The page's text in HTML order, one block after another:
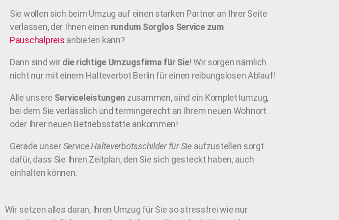
Sie wollen sich beim Umzug auf einen starken Partner an Ihrer Seite
verlassen, der Ihnen einen rundum Sorglos Service zum
Pauschalpreis anbieten kann?
Dann sind wirdie richtige Umzugsfirma für Sie! Wir sorgen nämlich
nicht nur mit einem Halteverbot Berlin für einen reibungslosen Ablauf!
Alle unsere Serviceleistungen zusammen, sind ein Komplettumzug,
bei dem Sie verlässlich und termingerecht an Ihrem neuen Wohnort
oder Ihrer neuen Betriebsstätte ankommen!
Gerade unserService Halteverbotsschilder für Sieaufzustellen sorgt
dafür, dass Sie Ihren Zeitplan, den Sie sich gesteckt haben, auch
einhalten können.
Wir setzen alles daran, Ihren Umzug für Sie so stressfrei wie nur